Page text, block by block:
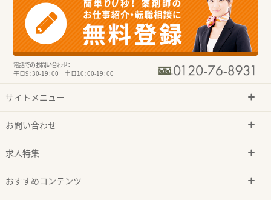
電話でのお問い合わせ：
平日9：30-19：00 土日10：00-19：00
サイトメニュー
お問い合わせ
求人特集
おすすめコンテンツ